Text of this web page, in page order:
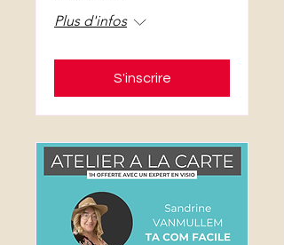
Plus d'infos
S'inscrire